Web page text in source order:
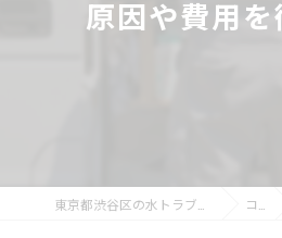
原因や費用
コラム